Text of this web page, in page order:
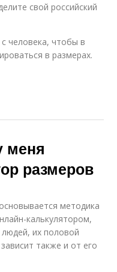
свой российский
человека, чтобы в
в размерах.
меня
размеров
методика
калькулятором,
их половой
также и от его